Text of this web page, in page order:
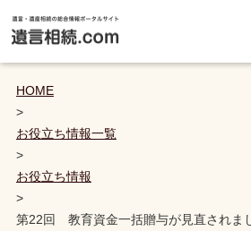
HOME
>
お役立ち情報一覧
>
お役立ち情報
>
第22回 教育資金一括贈与が見直されま